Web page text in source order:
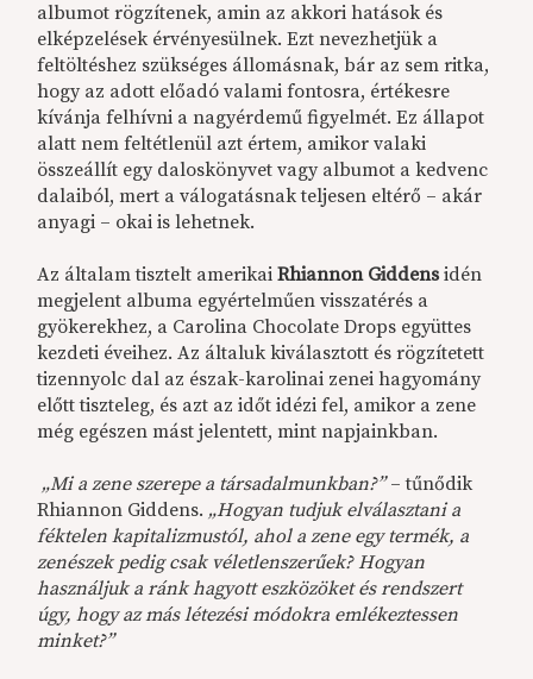
albumot rögzítenek, amin az akkori hatások és
elképzelések érvényesülnek. Ezt nevezhetjük a
feltöltéshez szükséges állomásnak, bár az sem ritka,
hogy az adott előadó valami fontosra, értékesre
kívánja felhívni a nagyérdemű figyelmét. Ez állapot
alatt nem feltétlenül azt értem, amikor valaki
összeállít egy daloskönyvet vagy albumot a kedvenc
dalaiból, mert a válogatásnak teljesen eltérő – akár
anyagi – okai is lehetnek.
Az általam tisztelt amerikaiRhiannon Giddensidén
megjelent albuma egyértelműen visszatérés a
gyökerekhez, a Carolina Chocolate Drops együttes
kezdeti éveihez. Az általuk kiválasztott és rögzítetett
tizennyolc dal az észak-karolinai zenei hagyomány
előtt tiszteleg, és azt az időt idézi fel, amikor a zene
még egészen mást jelentett, mint napjainkban.
„Mi a zene szerepe a társadalmunkban?”– tűnődik
Rhiannon Giddens. „Hogyan tudjuk elválasztani a
féktelen kapitalizmustól, ahol a zene egy termék, a
zenészek pedig csak véletlenszerűek? Hogyan
használjuk a ránk hagyott eszközöket és rendszert
úgy, hogy az más létezési módokra emlékeztessen
minket?”